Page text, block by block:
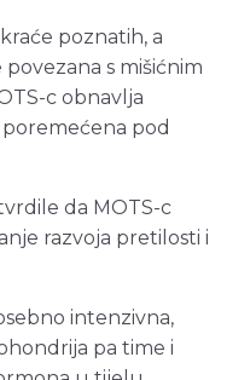
poznatih, a
s mišićnim
c obnavlja
pod
da MOTS-c
razvoja pretilosti i
intenzivna,
pa time i